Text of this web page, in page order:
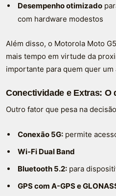
Desempenho otimizado
com hardware modestos
Além disso, o Motorola Moto
mais tempo em virtude da
importante para quem quer
Conectividade e Extras: O
Outro fator que pesa na
Conexão 5G: permite
Wi-Fi Dual Band
Bluetooth 5.2: para
GPS com A-GPS e